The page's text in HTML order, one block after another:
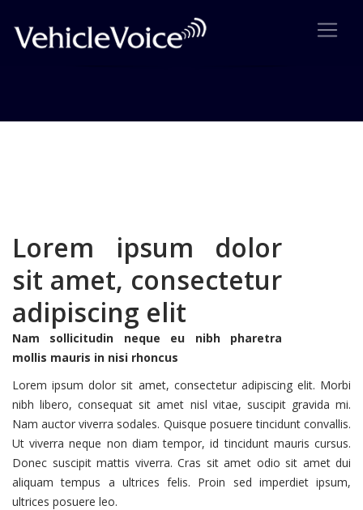
Lorem ipsum dolor
sit amet, consectetur
adipiscing elit
Nam sollicitudin neque eu nibh pharetra
mollis mauris in nisi rhoncus
Lorem ipsum dolor sit amet, consectetur adipiscing elit. Morbi
nibh libero, consequat sit amet nisl vitae, suscipit gravida mi.
Nam auctor viverra sodales. Quisque posuere tincidunt convallis.
Ut viverra neque non diam tempor, id tincidunt mauris cursus.
Donec suscipit mattis viverra. Cras sit amet odio sit amet dui
aliquam tempus a ultrices felis. Proin sed imperdiet ipsum,
ultrices posuere leo.